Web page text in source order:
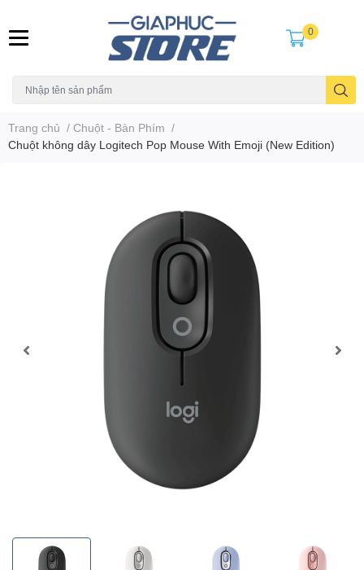
0
Trang chủ / Chuột - Bàn Phím /
Chuột không dây Logitech Pop Mouse With Emoji (New Edition)